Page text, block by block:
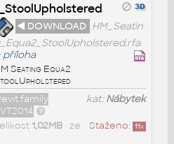
◄ DOWNLOAD HM_Seatin
příloha
Seating Equa2
kat:Nábytek
family
Staženo: 11x
1,02MB• ze